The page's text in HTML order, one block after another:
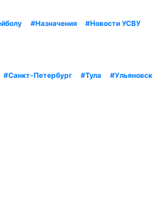
#Назначения
#Новости УСВУ
#Санкт-Петербург #Тула
#Ульяновск